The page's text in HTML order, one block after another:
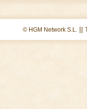
© HGM Network S.L. ||